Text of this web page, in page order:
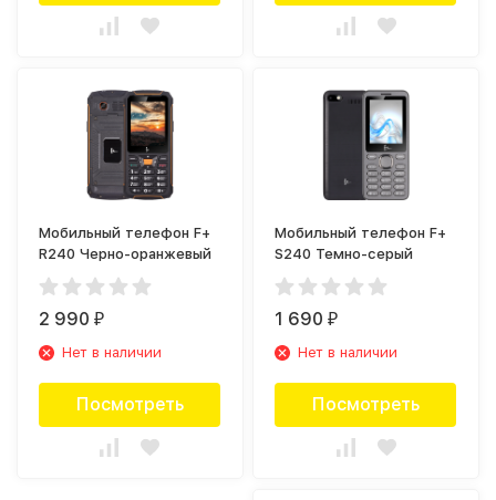
Мобильный телефон F+
R240 Черно-оранжевый
2 990₽
Нет в наличии
Посмотреть
Мобильный телефон F+
S240 Темно-серый
1 690₽
Нет в наличии
Посмотреть